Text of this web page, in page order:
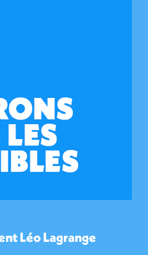
Léo Lagrange